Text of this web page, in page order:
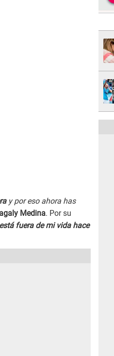
y por eso ahora has
Medina. Por su
fuera de mi vida hace